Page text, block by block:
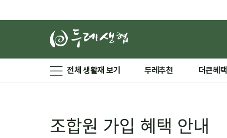
전체 생활재 보기 두레추천 더큰혜택
조합원 가입 혜택 안내